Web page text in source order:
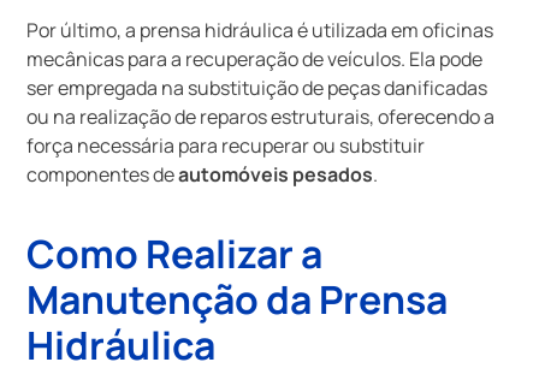
Por último, a prensa hidráulica é utilizada em oficinas
mecânicas para a recuperação de veículos. Ela pode
ser empregada na substituição de peças danificadas
ou na realização de reparos estruturais, oferecendo a
força necessária para recuperar ou substituir
componentes deautomóveis pesados.
Como Realizar a
Manutenção da Prensa
Hidráulica